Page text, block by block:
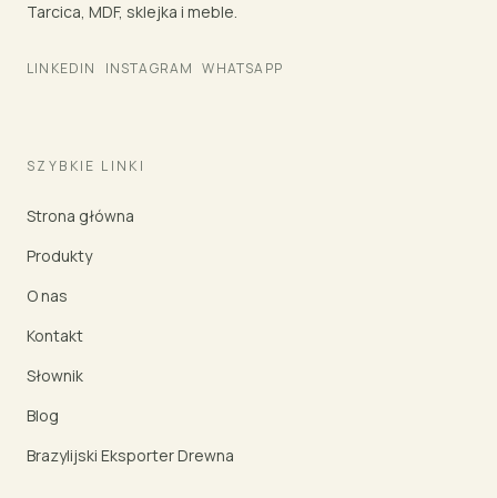
Tarcica, MDF, sklejka i meble.
LINKEDIN INSTAGRAM WHATSAPP
SZYBKIE LINKI
Strona główna
Produkty
O nas
Kontakt
Słownik
Blog
Brazylijski Eksporter Drewna